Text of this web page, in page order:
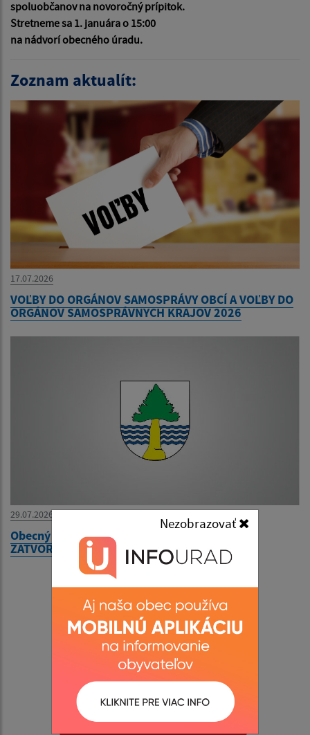
spoluobčanov na novoročný prípitok.
Stretneme sa 1. januára o 15:00
na nádvorí obecného úradu.
Zoznam aktualít:
17.07.2026
VOĽBY DO ORGÁNOV SAMOSPRÁVY OBCÍ A VOĽBY DO
ORGÁNOV SAMOSPRÁVNYCH KRAJOV 2026
29.07.2026
Obecný úrad bude v utorok 04. augusta 2026
ZATVORENÝ
Nezobrazovať